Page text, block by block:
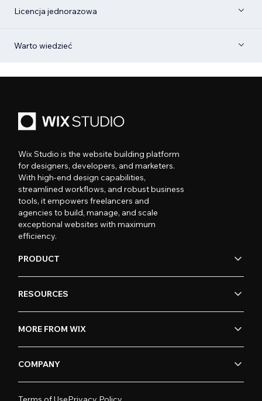
Licencja jednorazowa
Warto wiedzieć
Wix Studio is the website building platform
for designers, developers, and marketers.
With high-end design capabilities,
streamlined workflows, and robust business
tools, it empowers freelancers and
agencies to build, manage, and scale
exceptional websites with maximum
efficiency.
PRODUCT
RESOURCES
MORE FROM WIX
COMPANY